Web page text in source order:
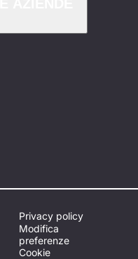
Privacy policy
Modifica
preferenze
Cookie